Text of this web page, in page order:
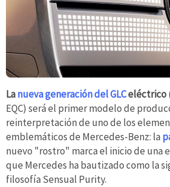
Lanueva generación del GLCeléctrico
EQC) será el primer modelo de
reinterpretación de uno de los
emblemáticos de Mercedes-Benz: la
nuevo "rostro" marca el inicio de una
que Mercedes ha bautizado como la
filosofía Sensual Purity.